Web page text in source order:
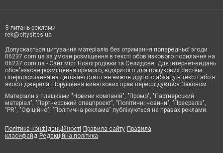
З питань реклами
rek@citysites.ua
Допускається цитування матеріалів без отримання попередньої згоди
06237.com.ua за умови розміщення в тексті обов'язкового посилання на
06237.com.ua - Сайт міст Новогродівки та Селидове. Для інтернет-видань
обов'язкове розміщення прямого, відкритого для пошукових систем
гіперпосилання на цитовані статті не нижче другого абзацу в тексті або в
якості джерела. Порушення виняткових прав переслідується Законом.
Матеріали з плашками "Новини компаній", "Промо", "Партнерський
матеріал", "Партнерський спецпроєкт", "Політичні новини", "Пресреліз",
"PR", "Офіційно", "Політична реклама" публікуються на правах реклами.
Політика конфіденційності Правила сайту Правила
класифайд Редакційна політика